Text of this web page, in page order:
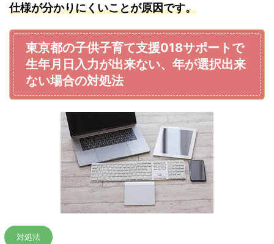
仕様が分かりにくいことが原因です。
東京都の子供子育て支援018サポートで
生年月日入力が出来ない、年が選択出来
ない場合の対処法
対処法